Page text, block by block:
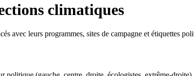
climatiques
avec leurs programmes, sites de campagne et étiquettes